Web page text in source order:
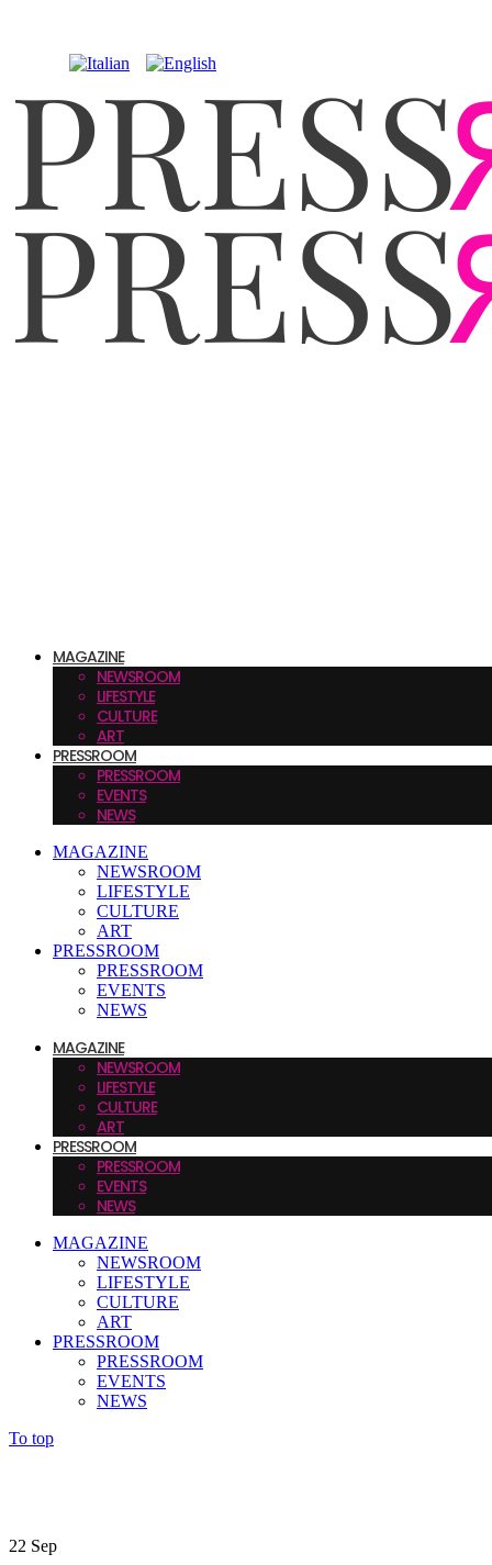
MAGAZINE
NEWSROOM
LIFESTYLE
CULTURE
ART
PRESSROOM
PRESSROOM
EVENTS
NEWS
MAGAZINE
NEWSROOM
LIFESTYLE
CULTURE
ART
PRESSROOM
PRESSROOM
EVENTS
NEWS
MAGAZINE
NEWSROOM
LIFESTYLE
CULTURE
ART
PRESSROOM
PRESSROOM
EVENTS
NEWS
MAGAZINE
NEWSROOM
LIFESTYLE
CULTURE
ART
PRESSROOM
PRESSROOM
EVENTS
NEWS
To top
22 Sep